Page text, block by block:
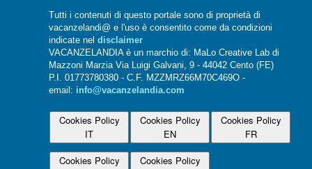
Tutti i contenuti di questo portale sono di proprietà di
vacanzelandi@ e l'uso è consentito come da condizioni
indicate nel disclaimer
VACANZELANDIA è un marchio di: MaLo Creative Lab di
Mazzoni Marzia Via Luigi Galvani, 9 - 44042 Cento (FE)
P.I. 01773780380 - C.F. MZZMRZ66M70C469O -
email: info@vacanzelandia.com
Cookies Policy
IT
Cookies Policy
EN
Cookies Policy
FR
Cookies Policy
Cookies Policy